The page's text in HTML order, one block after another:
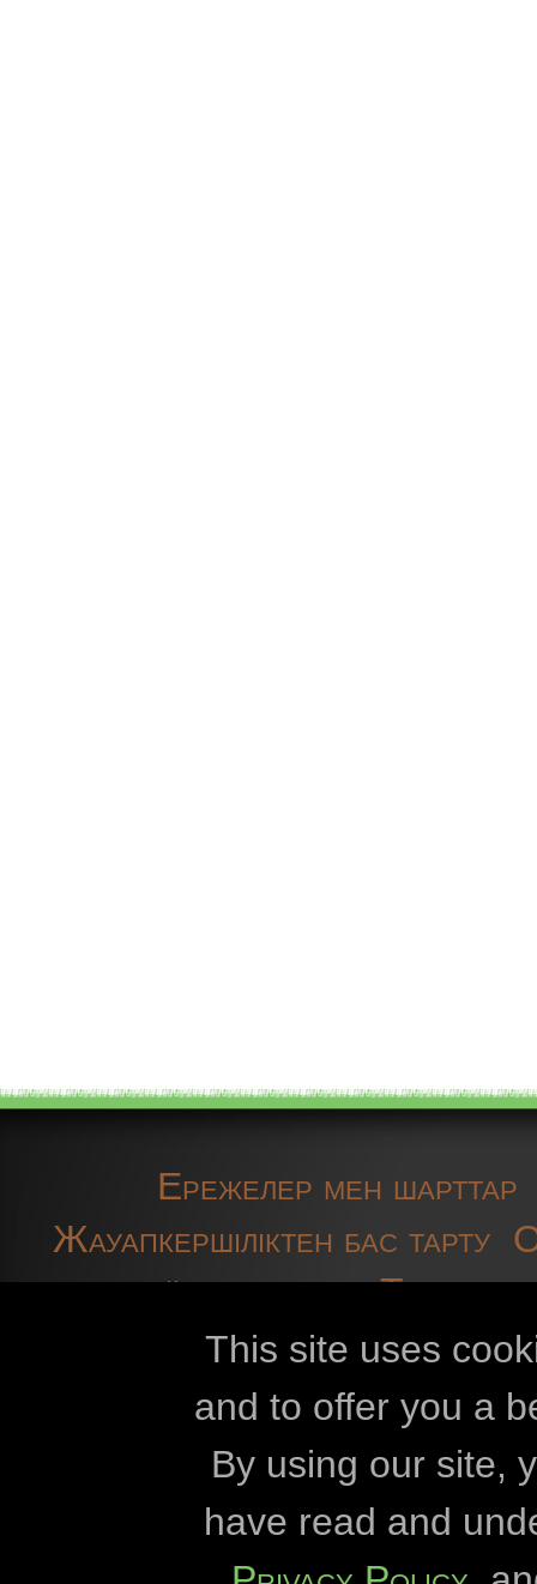
Ережелер мен шарттар
Жауапкершіліктен бас тарту
байланысыңыз
Эстерхази
Этвөш Лоран
This site uses
and to offer you a
By using our site,
have read and